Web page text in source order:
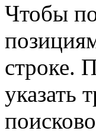
Чтобы
строке.
указать